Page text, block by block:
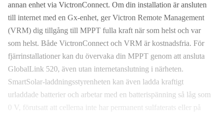
annan enhet via VictronConnect. Om din installation är ansluten
till internet med en Gx-enhet, ger Victron Remote Management
(VRM) dig tillgång till MPPT fulla kraft när som helst och var
som helst. Både VictronConnect och VRM är kostnadsfria. För
fjärrinstallationer kan du övervaka din MPPT genom att ansluta
GlobalLink 520, även utan internetanslutning i närheten.
SmartSolar-laddningsstyrenheten kan även ladda kraftigt
urladdade batterier och arbetar med en batterispänning så låg som
0 V, förutsatt att cellerna inte har permanent sulfaterats eller på